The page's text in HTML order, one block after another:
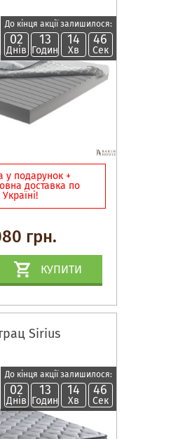
До кінця акції залишилося:
02
Днів
13
Годин
14
Хв
45
Сек
у подарунок +
доставка по
Україні!
грн.
КУПИТИ
Sirius
До кінця акції залишилося:
02
Днів
13
Годин
14
Хв
45
Сек